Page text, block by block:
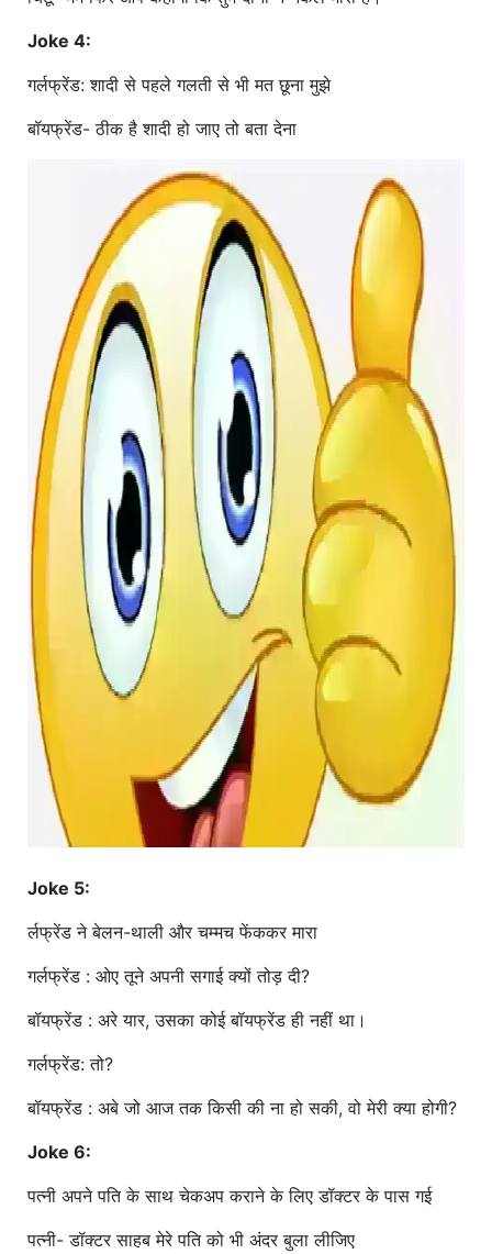
Joke 4:
गर्लफ्रेंड: शादी से पहले गलती से भी मत छूना मुझे
बॉयफ्रेंड- ठीक है शादी हो जाए तो बता देना
Joke 5:
र्लफ्रेंड ने बेलन-थाली और चम्मच फेंककर मारा
गर्लफ्रेंड : ओए तूने अपनी सगाई क्यों तोड़ दी?
बॉयफ्रेंड : अरे यार, उसका कोई बॉयफ्रेंड ही नहीं था।
गर्लफ्रेंड: तो?
बॉयफ्रेंड : अबे जो आज तक किसी की ना हो सकी, वो मेरी क्या होगी?
Joke 6:
पत्नी अपने पति के साथ चेकअप कराने के लिए डॉक्टर के पास गई
पत्नी- डॉक्टर साहब मेरे पति को भी अंदर बुला लीजिए